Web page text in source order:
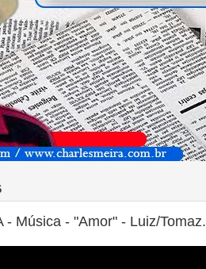
- Música - "Amor" - Luiz/Tomaz.